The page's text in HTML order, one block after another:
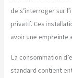
de s’interroger sur
privatif. Ces
avoir une empreinte
La consommation
standard contient